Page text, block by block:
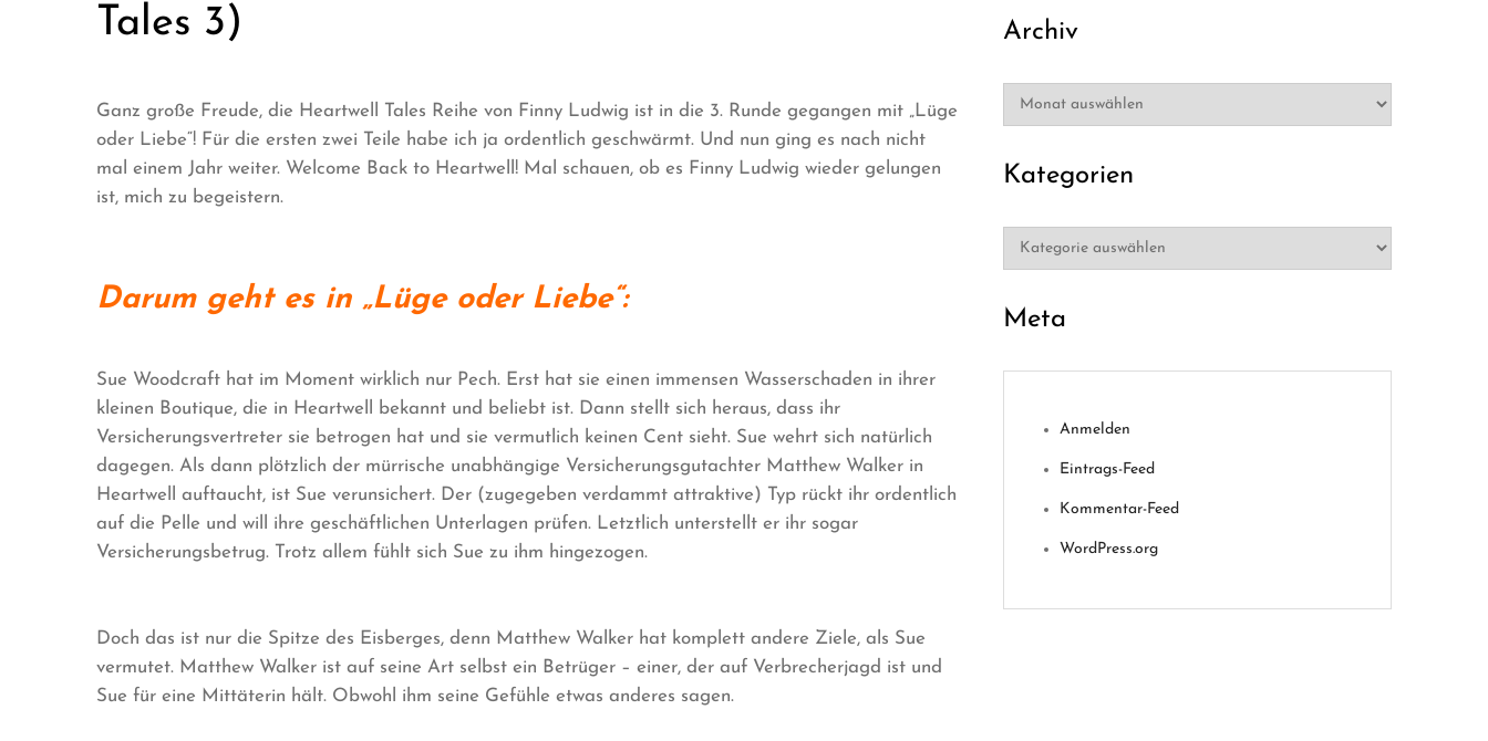
Tales 3)
Ganz große Freude, die Heartwell Tales Reihe von Finny Ludwig ist in die 3. Runde gegangen mit „Lüge
oder Liebe“! Für die ersten zwei Teile habe ich ja ordentlich geschwärmt. Und nun ging es nach nicht
mal einem Jahr weiter. Welcome Back to Heartwell! Mal schauen, ob es Finny Ludwig wieder gelungen
ist, mich zu begeistern.
Darum geht es in „Lüge oder Liebe“:
Sue Woodcraft hat im Moment wirklich nur Pech. Erst hat sie einen immensen Wasserschaden in ihrer
kleinen Boutique, die in Heartwell bekannt und beliebt ist. Dann stellt sich heraus, dass ihr
Versicherungsvertreter sie betrogen hat und sie vermutlich keinen Cent sieht. Sue wehrt sich natürlich
dagegen. Als dann plötzlich der mürrische unabhängige Versicherungsgutachter Matthew Walker in
Heartwell auftaucht, ist Sue verunsichert. Der (zugegeben verdammt attraktive) Typ rückt ihr ordentlich
auf die Pelle und will ihre geschäftlichen Unterlagen prüfen. Letztlich unterstellt er ihr sogar
Versicherungsbetrug. Trotz allem fühlt sich Sue zu ihm hingezogen.
Doch das ist nur die Spitze des Eisberges, denn Matthew Walker hat komplett andere Ziele, als Sue
vermutet. Matthew Walker ist auf seine Art selbst ein Betrüger – einer, der auf Verbrecherjagd ist und
Sue für eine Mittäterin hält. Obwohl ihm seine Gefühle etwas anderes sagen.
Archiv
Archiv
Kategorien
Kategorien
Meta
Anmelden
Eintrags-Feed
Kommentar-Feed
WordPress.org